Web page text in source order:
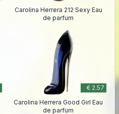
Carolina Herrera 212 Sexy Eau
de parfum
€ 2.57
Carolina Herrera Good Girl Eau
de parfum